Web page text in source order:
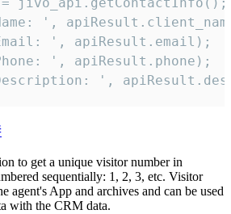
jivo_api.getContactInfo();
',
', apiResult.email);
', apiResult.phone);
',
to get a unique visitor number in
sequentially: 1, 2, 3, etc. Visitor
agent's App and archives and can be used
with the CRM data.